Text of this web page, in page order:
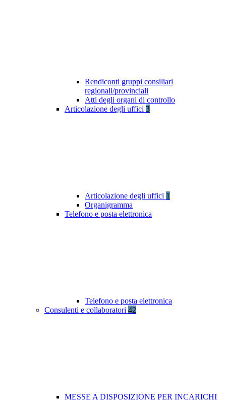
Rendiconti gruppi consiliari
regionali/provinciali
Atti degli organi di controllo
Articolazione degli uffici 3
Articolazione degli uffici 1
Organigramma
Telefono e posta elettronica
Telefono e posta elettronica
Consulenti e collaboratori 42
MESSE A DISPOSIZIONE PER INCARICHI